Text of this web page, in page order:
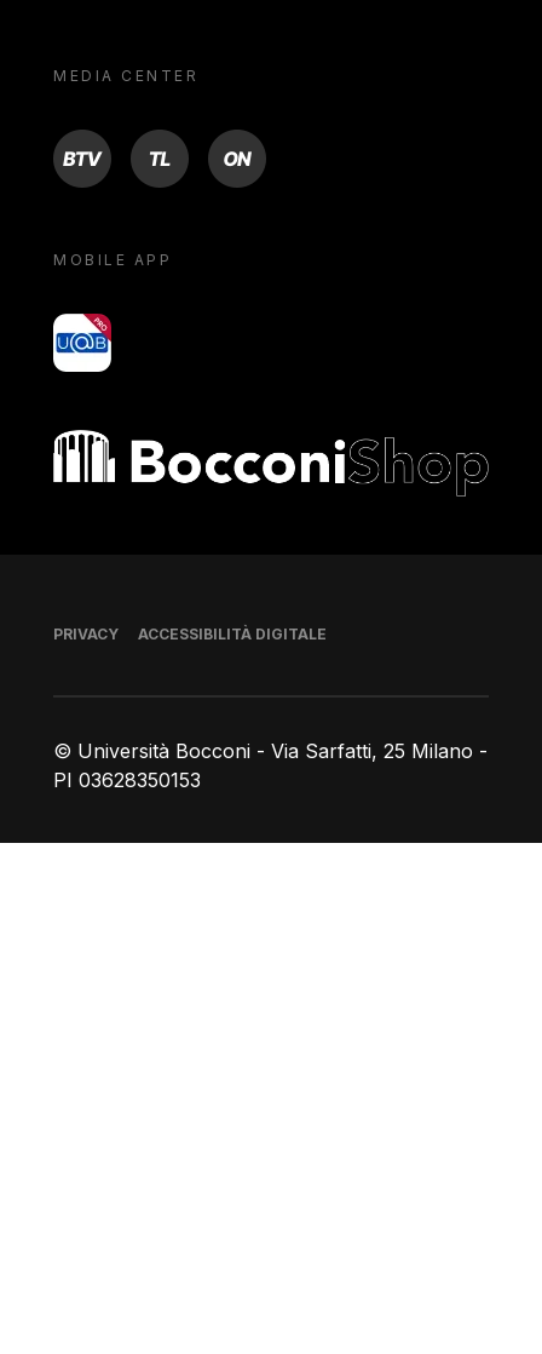
MEDIA CENTER
BTV TL ON
MOBILE APP
yoU@B
Bocconi shop
© Università Bocconi - Via Sarfatti, 25 Milano -
PI 03628350153
Piè di pagina
PRIVACY ACCESSIBILITÀ DIGITALE